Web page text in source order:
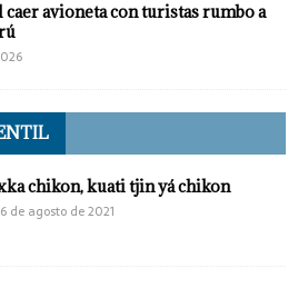
caer avioneta con turistas rumbo a
chikon, kuati tjin yá chikon
de agosto de 2021